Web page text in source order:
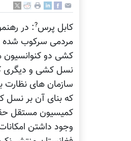
کابل پرس?: در
مردمی سرکوب شده
کشی دو کنوانسیون
نسل کشی و دیگری
سازمان های نظارت
که بنای آن بر
کمیسیون مستقل
وجود داشتن